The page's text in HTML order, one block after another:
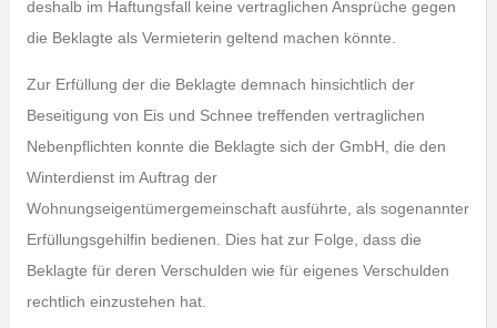
deshalb im Haftungsfall keine vertraglichen Ansprüche gegen
die Beklagte als Vermieterin geltend machen könnte.
Zur Erfüllung der die Beklagte demnach hinsichtlich der
Beseitigung von Eis und Schnee treffenden vertraglichen
Nebenpflichten konnte die Beklagte sich der GmbH, die den
Winterdienst im Auftrag der
Wohnungseigentümergemeinschaft ausführte, als sogenannter
Erfüllungsgehilfin bedienen. Dies hat zur Folge, dass die
Beklagte für deren Verschulden wie für eigenes Verschulden
rechtlich einzustehen hat.